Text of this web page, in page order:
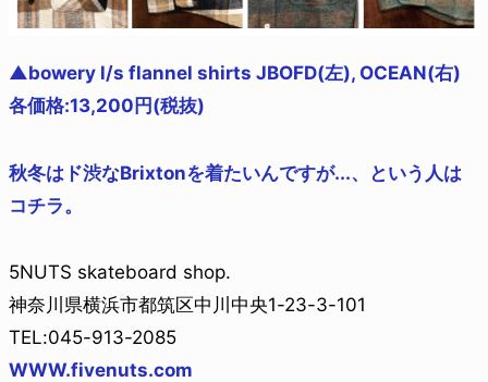
▲bowery l/s flannel shirts JBOFD(左), OCEAN(右)
各価格:13,200円(税抜)
秋冬はド渋なBrixtonを着たいんですが...、という人は
コチラ。
5NUTS skateboard shop.
神奈川県横浜市都筑区中川中央1-23-3-101
TEL:045-913-2085
WWW.fivenuts.com